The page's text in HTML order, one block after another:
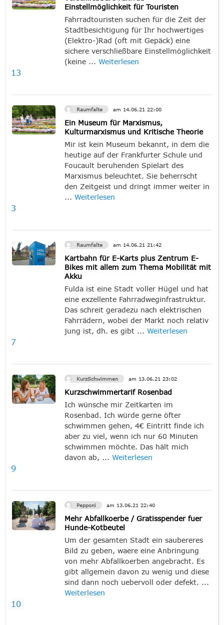
Einstellmöglichkeit für Touristen
Fahrradtouristen suchen für die Zeit der
Stadtbesichtigung für Ihr hochwertiges
(Elektro-)Rad (oft mit Gepäck) eine
sichere verschließbare Einstellmöglichkeit
(keine ... Weiterlesen
13
Raumfalte am 14.06.21 22:00
Ein Museum für Marxismus,
Kulturmarxismus und Kritische Theorie
Mir ist kein Museum bekannt, in dem die
heutige auf der Frankfurter Schule und
Foucault beruhenden Spielart des
Marxismus beleuchtet. Sie beherrscht
den Zeitgeist und dringt immer weiter in
... Weiterlesen
3
Raumfalte am 14.06.21 21:42
Kartbahn für E-Karts plus Zentrum E-
Bikes mit allem zum Thema Mobilität mit
Akku
Fulda ist eine Stadt voller Hügel und hat
eine exzellente Fahrradweginfrastruktur.
Das schreit geradezu nach elektrischen
Fahrrädern, wobei der Markt noch relativ
jung ist, dh. es gibt ... Weiterlesen
7
KurzSchwimmen am 13.06.21 23:02
Kurzschwimmertarif Rosenbad
Ich wünsche mir Zeitkarten im
Rosenbad. Ich würde gerne öfter
schwimmen gehen, 4€ Eintritt finde ich
aber zu viel, wenn ich nur 60 Minuten
schwimmen möchte. Das hält mich
davon ab, ... Weiterlesen
9
Pepponi am 13.06.21 22:40
Mehr Abfallkoerbe / Gratisspender fuer
Hunde-Kotbeutel
Um der gesamten Stadt ein saubereres
Bild zu geben, waere eine Anbringung
von mehr Abfallkoerben angebracht. Es
gibt allgemein davon zu wenig und diese
sind dann noch uebervoll oder defekt. ...
Weiterlesen
10